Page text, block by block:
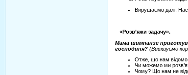
Вирушаємо далі.
«Розв’яжи задачу».
Мама шимпанзе
господиня? (Вивішуємо
Отже, що нам відомо
Чи можемо ми
Чому? Що нам не